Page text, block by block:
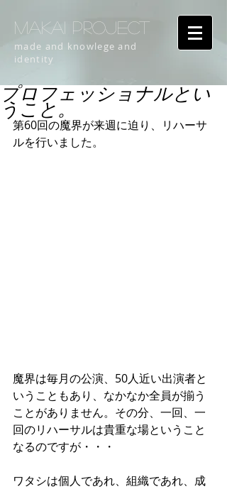
MAKAI PROJECT
made and knowlege and
identity
プロフェッショナルとい
うこと。
第60回の魔界が来週に迫り、リハーサ
ルを行いました。
魔界は毎月の公演、50人近い出演者と
いうこともあり、なかなか全員が揃う
ことがありません。その分、一回、一
回のリハーサルは貴重な場ということ
なるのですが・・・
ワタシは個人であれ、組織であれ、成